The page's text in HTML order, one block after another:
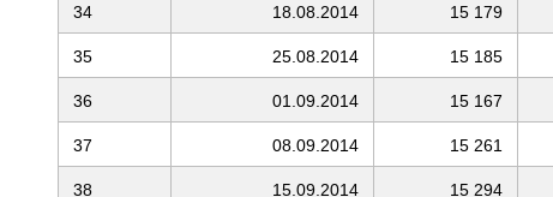
34 18.08.2014 15 179
35 25.08.2014 15 185
36 01.09.2014 15 167
37 08.09.2014 15 261
38 15.09.2014 15 294